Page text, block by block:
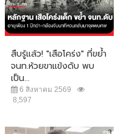
สืบรู้แล้ว! "เสือโคร่ง" ที่ขย้ำ
จนท.ห้วยขาแข้งดับ พบ
เป็น...
6 สิงหาคม 2569
8,597